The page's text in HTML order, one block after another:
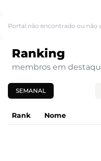
Portal não encontrado ou não
Ranking
membros em
SEMANAL
Rank Nome